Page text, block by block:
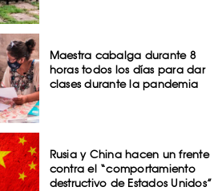
Maestra cabalga durante 8
horas todos los días para dar
clases durante la pandemia
Rusia y China hacen un frente
contra el “comportamiento
destructivo de Estados Unidos”